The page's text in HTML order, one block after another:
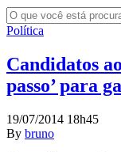
Política
Candidatos
passo’ para
19/07/2014 18h45
By bruno